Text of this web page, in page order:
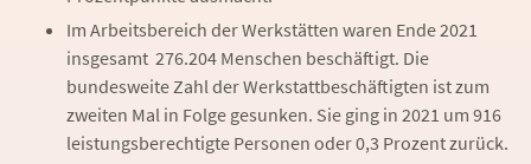
Im Arbeitsbereich der Werkstätten waren Ende 2021
insgesamt 276.204 Menschen beschäftigt. Die
bundesweite Zahl der Werkstattbeschäftigten ist zum
zweiten Mal in Folge gesunken. Sie ging in 2021 um 916
leistungsberechtigte Personen oder 0,3 Prozent zurück.